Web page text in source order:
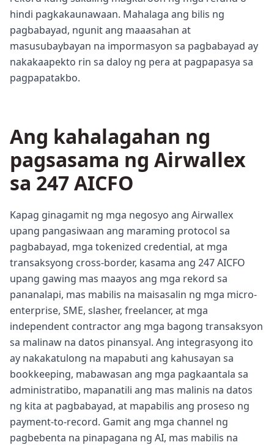
hindi pagkakaunawaan. Mahalaga ang bilis ng
pagbabayad, ngunit ang maaasahan at
masusubaybayan na impormasyon sa pagbabayad ay
nakakaapekto rin sa daloy ng pera at pagpapasya sa
pagpapatakbo.
Ang kahalagahan ng
pagsasama ng Airwallex
sa 247 AICFO
Kapag ginagamit ng mga negosyo ang Airwallex
upang pangasiwaan ang maraming protocol sa
pagbabayad, mga tokenized credential, at mga
transaksyong cross-border, kasama ang 247 AICFO
upang gawing mas maayos ang mga rekord sa
pananalapi, mas mabilis na maisasalin ng mga micro-
enterprise, SME, slasher, freelancer, at mga
independent contractor ang mga bagong transaksyon
sa malinaw na datos pinansyal. Ang integrasyong ito
ay nakakatulong na mapabuti ang kahusayan sa
bookkeeping, mabawasan ang mga pagkaantala sa
administratibo, mapanatili ang mas malinis na datos
ng kita at pagbabayad, at mapabilis ang proseso ng
payment-to-record. Gamit ang mga channel ng
pagbebenta na pinapagana ng AI, mas mabilis na